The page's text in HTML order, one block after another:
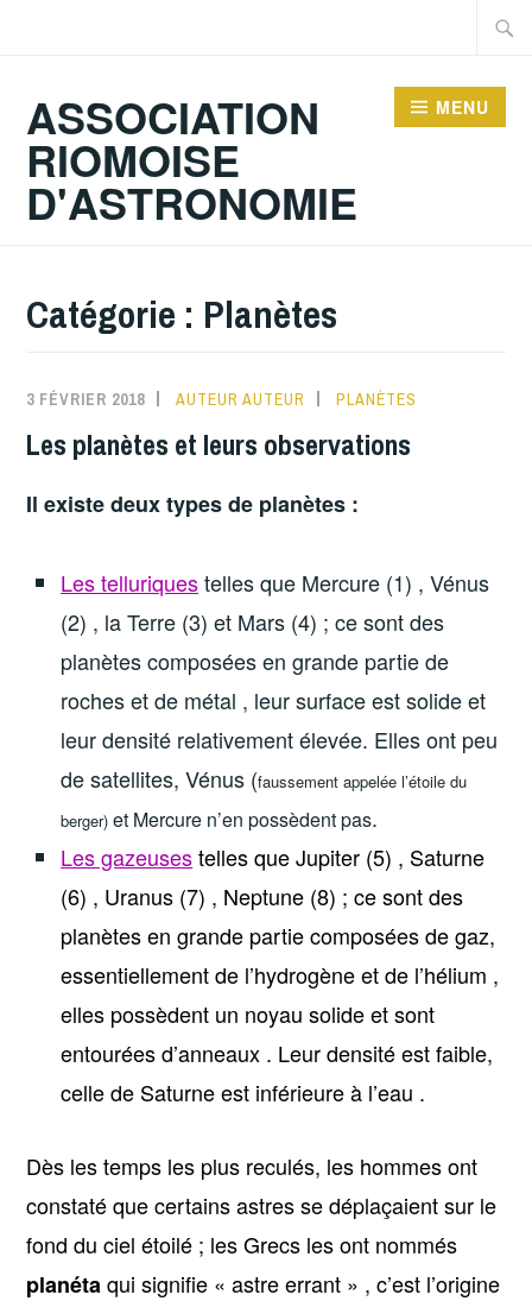
principal
ASSOCIATION
RIOMOISE
D'ASTRONOMIE
MENU
Catégorie : Planètes
3 FÉVRIER 2018 AUTEUR AUTEUR PLANÈTES
Les planètes et leurs observations
Il existe deux types de planètes :
Les telluriquestelles que Mercure (1) , Vénus
(2) , la Terre (3) et Mars (4) ; ce sont des
planètes composées en grande partie de
roches et de métal , leur surface est solide et
leur densité relativement élevée. Elles ont peu
de satellites, Vénus (faussement appelée l’étoile du
berger)et Mercure n’en possèdent pas.
Les gazeusestelles que Jupiter (5) , Saturne
(6) , Uranus (7) , Neptune (8) ; ce sont des
planètes en grande partie composées de gaz,
essentiellement de l’hydrogène et de l’hélium ,
elles possèdent un noyau solide et sont
entourées d’anneaux . Leur densité est faible,
celle de Saturne est inférieure à l’eau .
Dès les temps les plus reculés, les hommes ont
constaté que certains astres se déplaçaient sur le
fond du ciel étoilé ; les Grecs les ont nommés
planétaqui signifie « astre errant » , c’est l’origine